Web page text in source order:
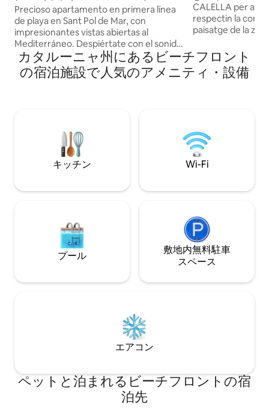
Llevant：アパートメント...
Precioso apartamento en primera línea
de playa en Sant Pol de Mar, con
impresionantes vistas abiertas al
Mediterráneo. Despiértate con el sonido
del mar en este espectacular
apartamento en primera línea de playa
con vistas ininterrumpidas al
amanecer desde la terraza mientras los
niños juegan en la playa justo enfrente.
El lugar perfecto para relajarte con un
libro o una copa en la terraza, disfrutar
ritmo del mar. Incluye plaza de parking
equipada, cafetera Nespresso, WiFi y
equipamiento de playa. El apartamento
completo, la terraza con vistas al mar y
tu plaza de parking en el mismo edificio
sensación de tranquilidad es inigualable;
grande, existe la opción de reservar
también el apartamento gemelo que se
CALELLA per a
respectin la
paisatge de la
Per a màxim 2
anys. No
d'hostes anteriors
カタルーニャ州にあるビーチフロント
の宿泊施設で人気のアメニティ・設備
キッチン Wi-Fi
プール
敷地内無料駐⁠車
ス⁠ペ⁠ー⁠ス
エアコン
ペットと泊まれるビーチフロントの宿
泊先